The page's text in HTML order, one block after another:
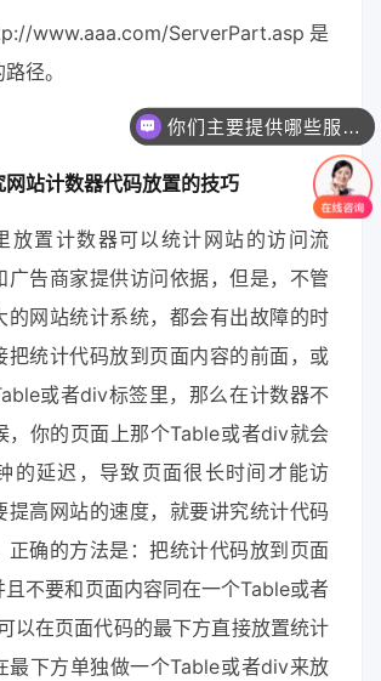
www.aaa.com/ServerPart.asp是
径。
网站计数器代码放置的技巧
放置计数器可以统计网站的访问流
广告商家提供访问依据，但是，不管
的网站统计系统，都会有出故障的时
把统计代码放到页面内容的前面，或
或者div标签里，那么在计数器不
，你的页面上那个Table或者div就会
的延迟，导致页面很长时间才能访
提高网站的速度，就要讲究统计代码
正确的方法是：把统计代码放到页面
且不要和页面内容同在一个Table或者
以在页面代码的最下方直接放置统计
最下方单独做一个Table或者div来放
你们主要提供哪些服务？可以根据需求定制吗？